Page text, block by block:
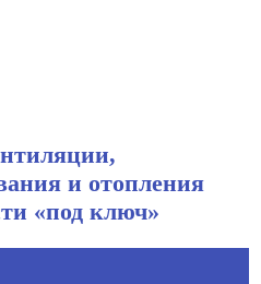
и отопления
«под ключ»